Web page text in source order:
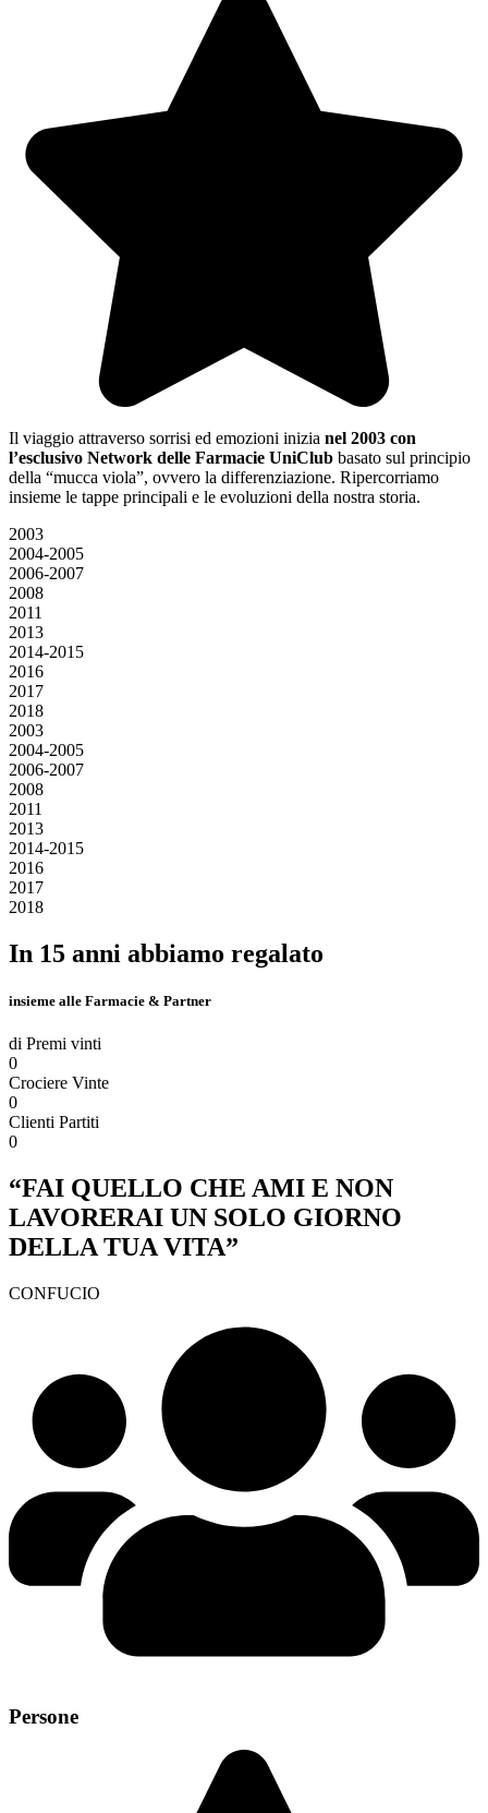
Il viaggio attraverso sorrisi ed emozioni inizia nel 2003 con
l’esclusivo Network delle Farmacie UniClub basato sul principio
della “mucca viola”, ovvero la differenziazione. Ripercorriamo
insieme le tappe principali e le evoluzioni della nostra storia.
2003
2004-2005
2006-2007
2008
2011
2013
2014-2015
2016
2017
2018
2003
2004-2005
2006-2007
2008
2011
2013
2014-2015
2016
2017
2018
In 15 anni abbiamo regalato
insieme alle Farmacie & Partner
di Premi vinti
0
Crociere Vinte
0
Clienti Partiti
0
“FAI QUELLO CHE AMI E NON
LAVORERAI UN SOLO GIORNO
DELLA TUA VITA”
CONFUCIO
Persone